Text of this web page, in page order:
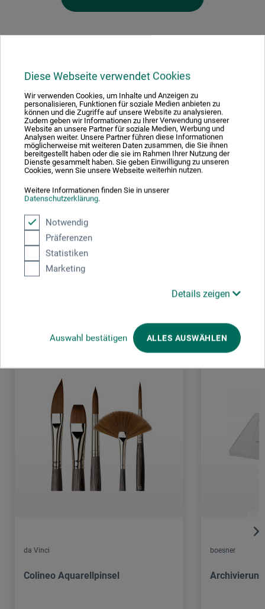
Diese Webseite verwendet Cookies
Wir verwenden Cookies, um Inhalte und Anzeigen zu
personalisieren, Funktionen für soziale Medien anbieten zu
können und die Zugriffe auf unsere Website zu analysieren.
Zudem geben wir Informationen zu Ihrer Verwendung unserer
Website an unsere Partner für soziale Medien, Werbung und
Analysen weiter. Unsere Partner führen diese Informationen
möglicherweise mit weiteren Daten zusammen, die Sie ihnen
bereitgestellt haben oder die sie im Rahmen Ihrer Nutzung der
Dienste gesammelt haben. Sie geben Einwilligung zu unseren
Cookies, wenn Sie unsere Webseite weiterhin nutzen.
Weitere Informationen finden Sie in unserer
Datenschutzerklärung.
Notwendig
Präferenzen
Statistiken
Marketing
Details zeigen
Auswahl bestätigen ALLES AUSWÄHLEN
Hersteller-Kontakt
Hier finden Sie die Kontaktdaten des Herstellers zu
diesem Produkt.
Novus Dahle GmbH
49808 Lingen
info@novus-dahle.com
www.novus-dahle.com
Kunden kauften auch
da Vinci
Colineo Aquarellpinsel
boesner